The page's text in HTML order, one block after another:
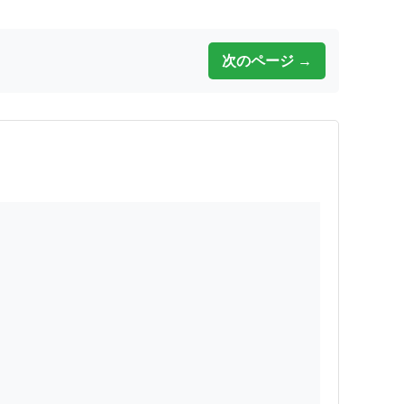
次のページ →